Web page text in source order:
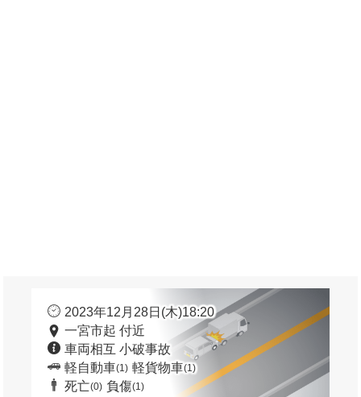
2023年12月28日(木)18:20
一宮市起 付近
車両相互 小破事故
軽自動車(1) 軽貨物車(1)
死亡(0) 負傷(1)